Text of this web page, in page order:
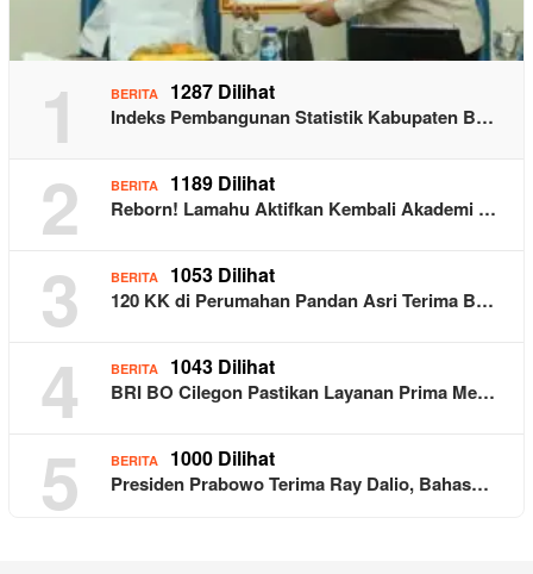
1 BERITA 1287 Dilihat
Indeks Pembangunan Statistik Kabupaten B…
2 BERITA 1189 Dilihat
Reborn! Lamahu Aktifkan Kembali Akademi …
3 BERITA 1053 Dilihat
120 KK di Perumahan Pandan Asri Terima B…
4 BERITA 1043 Dilihat
BRI BO Cilegon Pastikan Layanan Prima Me…
5 BERITA 1000 Dilihat
Presiden Prabowo Terima Ray Dalio, Bahas…